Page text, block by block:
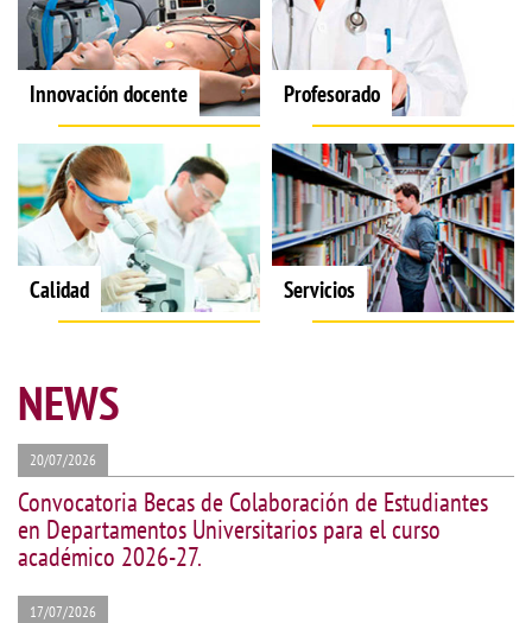
Innovación docente Profesorado
Calidad Servicios
NEWS
20/07/2026
Convocatoria Becas de Colaboración de Estudiantes
en Departamentos Universitarios para el curso
académico 2026-27.
17/07/2026